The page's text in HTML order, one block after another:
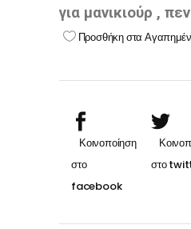
για μανικιούρ ,
Προσθήκη στα